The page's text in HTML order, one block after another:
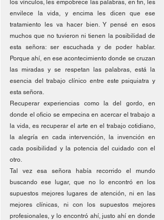
los vínculos, les empobrece las palabras, en fin, les
envilece la vida, y encima les dicen que ese
tratamiento les va hacer bien. Y pensé en esos
muchos que no tuvieron ni tienen la posibilidad de
esta señora: ser escuchada y de poder hablar.
Porque ahí, en ese acontecimiento donde se cruzan
las miradas y se respetan las palabras, está la
esencia del trabajo clínico entre este psiquiatra y
esta señora.
Recuperar experiencias como la del gordo, en
donde el oficio se empecina en acercar el trabajo a
la vida, es recuperar el arte en el trabajo cotidiano,
la alegría en cada intervención, la invención en
cada posibilidad y la potencia del cuidado con el
otro.
Tal vez esa señora había recorrido el mundo
buscando ese lugar, que no lo encontró en los
supuestos mejores lugares de atención, ni en las
mejores clínicas, ni con los supuestos mejores
profesionales, y lo encontró ahí, justo ahí en donde